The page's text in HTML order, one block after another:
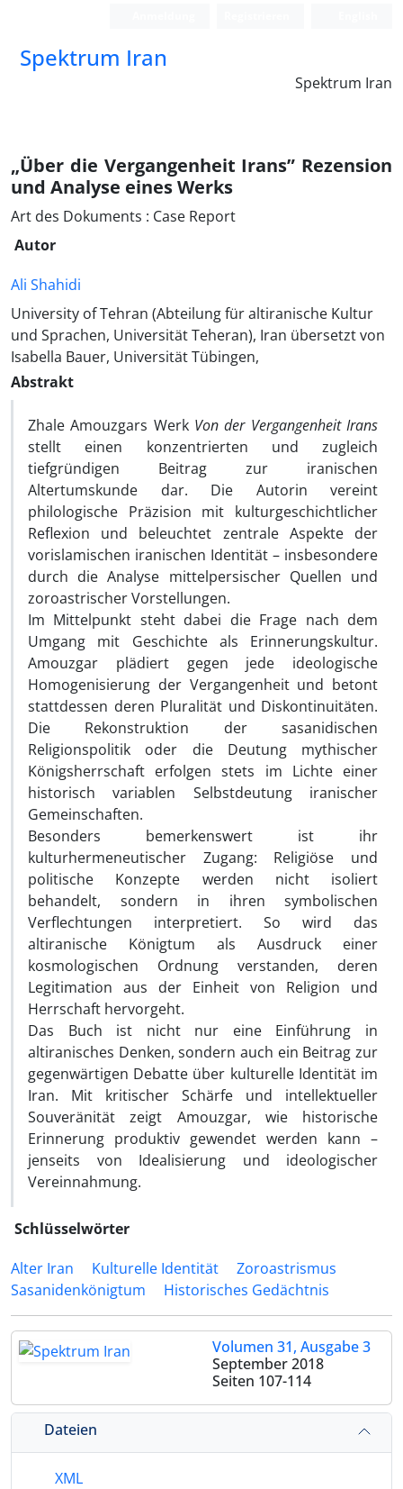
Spektrum Iran
Spektrum Iran
„Über die Vergangenheit Irans” Rezension
und Analyse eines Werks
Art des Dokuments : Case Report
Autor
Ali Shahidi
University of Tehran (Abteilung für altiranische Kultur
und Sprachen, Universität Teheran), Iran übersetzt von
Isabella Bauer, Universität Tübingen,
Abstrakt
Zhale Amouzgars Werk Von der Vergangenheit Irans
stellt einen konzentrierten und zugleich
tiefgründigen Beitrag zur iranischen
Altertumskunde dar. Die Autorin vereint
philologische Präzision mit kulturgeschichtlicher
Reflexion und beleuchtet zentrale Aspekte der
vorislamischen iranischen Identität – insbesondere
durch die Analyse mittelpersischer Quellen und
zoroastrischer Vorstellungen.
Im Mittelpunkt steht dabei die Frage nach dem
Umgang mit Geschichte als Erinnerungskultur.
Amouzgar plädiert gegen jede ideologische
Homogenisierung der Vergangenheit und betont
stattdessen deren Pluralität und Diskontinuitäten.
Die Rekonstruktion der sasanidischen
Religionspolitik oder die Deutung mythischer
Königsherrschaft erfolgen stets im Lichte einer
historisch variablen Selbstdeutung iranischer
Gemeinschaften.
Besonders bemerkenswert ist ihr
kulturhermeneutischer Zugang: Religiöse und
politische Konzepte werden nicht isoliert
behandelt, sondern in ihren symbolischen
Verflechtungen interpretiert. So wird das
altiranische Königtum als Ausdruck einer
kosmologischen Ordnung verstanden, deren
Legitimation aus der Einheit von Religion und
Herrschaft hervorgeht.
Das Buch ist nicht nur eine Einführung in
altiranisches Denken, sondern auch ein Beitrag zur
gegenwärtigen Debatte über kulturelle Identität im
Iran. Mit kritischer Schärfe und intellektueller
Souveränität zeigt Amouzgar, wie historische
Erinnerung produktiv gewendet werden kann –
jenseits von Idealisierung und ideologischer
Vereinnahmung.
Schlüsselwörter
Alter Iran
Kulturelle Identität
Zoroastrismus
Sasanidenkönigtum
Historisches Gedächtnis
Volumen 31, Ausgabe 3
September 2018
Seiten 107-114
Dateien
XML